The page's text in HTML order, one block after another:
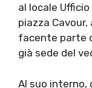
al locale
piazza Cavour,
facente parte
già sede del
Al suo interno,